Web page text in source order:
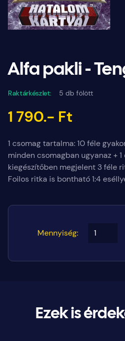
Alfa pakli -
Raktárkészlet: 5 db fölött
1 790.- Ft
1 csomag tartalma: 10 féle
minden csomagban ugyanaz +
kiegészítőben megjelent 3 féle
Foilos ritka is bontható 1:4
Mennyiség:
Ezek is